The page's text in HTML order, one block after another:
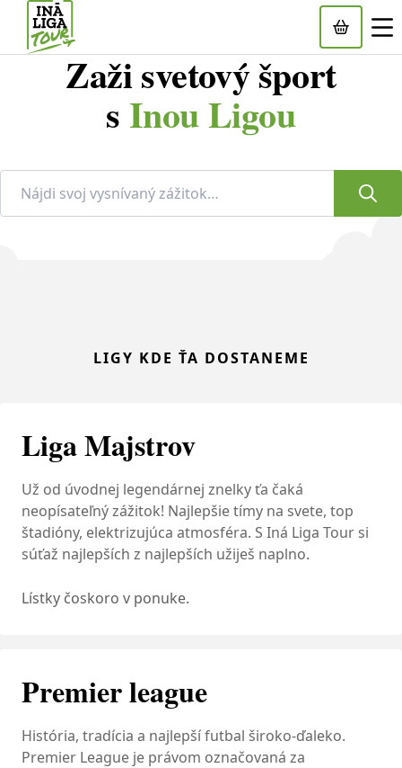
Zaži svetový šport
sInou Ligou
Viac info
Viac info
Viac info
LIGY KDE ŤA DOSTANEME
Liga Majstrov
Už od úvodnej legendárnej znelky ťa čaká
neopísateľný zážitok! Najlepšie tímy na svete, top
štadióny, elektrizujúca atmosféra. S Iná Liga Tour si
súťaž najlepších z najlepších užiješ naplno.
Lístky čoskoro v ponuke.
Premier league
História, tradícia a najlepší futbal široko-ďaleko.
Premier League je právom označovaná za